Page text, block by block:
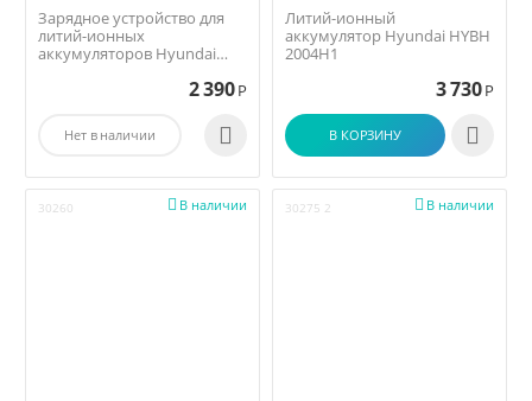
Зарядное устройство для
литий-ионных
аккумуляторов Hyundai
2 390 Р
Нет в наличии 
Литий-ионный
аккумулятор Hyundai HYBH
2004H1
3 730 Р
В КОРЗИНУ 
30260 В наличии
 30275 2 В наличии
